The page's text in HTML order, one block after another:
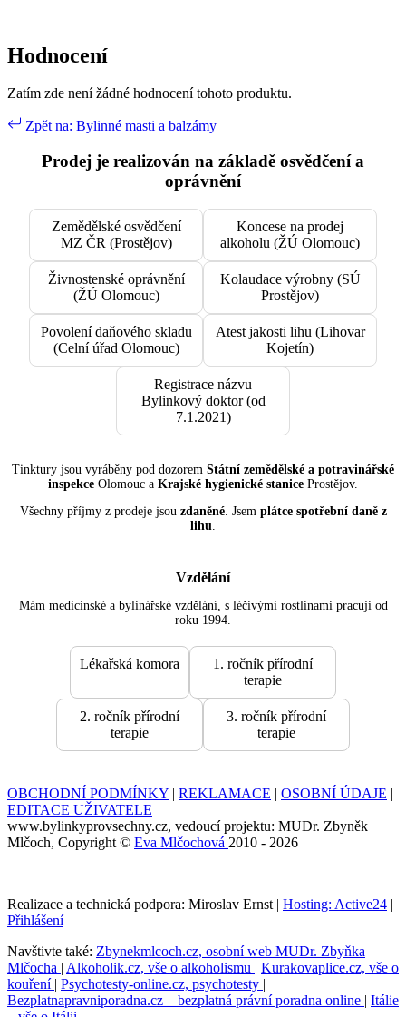
Hodnocení
Zatím zde není žádné hodnocení tohoto produktu.
Zpět na: Bylinné masti a balzámy
Prodej je realizován na základě osvědčení a
oprávnění
Zemědělské osvědčení
MZ ČR (Prostějov)
Koncese na prodej
alkoholu (ŽÚ Olomouc)
Živnostenské oprávnění
(ŽÚ Olomouc)
Kolaudace výrobny (SÚ
Prostějov)
Povolení daňového skladu
(Celní úřad Olomouc)
Atest jakosti lihu (Lihovar
Kojetín)
Registrace názvu
Bylinkový doktor (od
7.1.2021)
Tinktury jsou vyráběny pod dozorem Státní zemědělské a potravinářské
inspekce Olomouc a Krajské hygienické stanice Prostějov.
Všechny příjmy z prodeje jsou zdaněné. Jsem plátce spotřební daně z
lihu
Vzdělání
Mám medicínské a bylinářské vzdělání, s léčivými rostlinami pracuji od
roku 1994.
Lékařská komora
1. ročník přírodní
terapie
2. ročník přírodní
terapie
3. ročník přírodní
terapie
OBCHODNÍ PODMÍNKY | REKLAMACE | OSOBNÍ ÚDAJE |
EDITACE UŽIVATELE
www.bylinkyprovsechny.cz, vedoucí projektu: MUDr. Zbyněk
Mlčoch, Copyright © Eva Mlčochová 2010 - 2026
Realizace a technická podpora: Miroslav Ernst | Hosting: Active24 |
Přihlášení
Navštivte také: Zbynekmlcoch.cz, osobní web MUDr. Zbyňka
Mlčocha | Alkoholik.cz, vše o alkoholismu | Kurakovaplice.cz, vše o
kouření | Psychotesty-online.cz, psychotesty |
Bezplatnapravniporadna.cz – bezplatná právní poradna online | Itálie